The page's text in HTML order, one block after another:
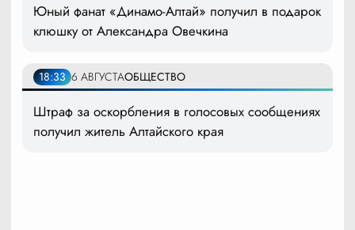
Юный фанат «Динамо-Алтай» получил в подарок
клюшку от Александра Овечкина
18:33 6 АВГУСТАОБЩЕСТВО
Штраф за оскорбления в голосовых сообщениях
получил житель Алтайского края